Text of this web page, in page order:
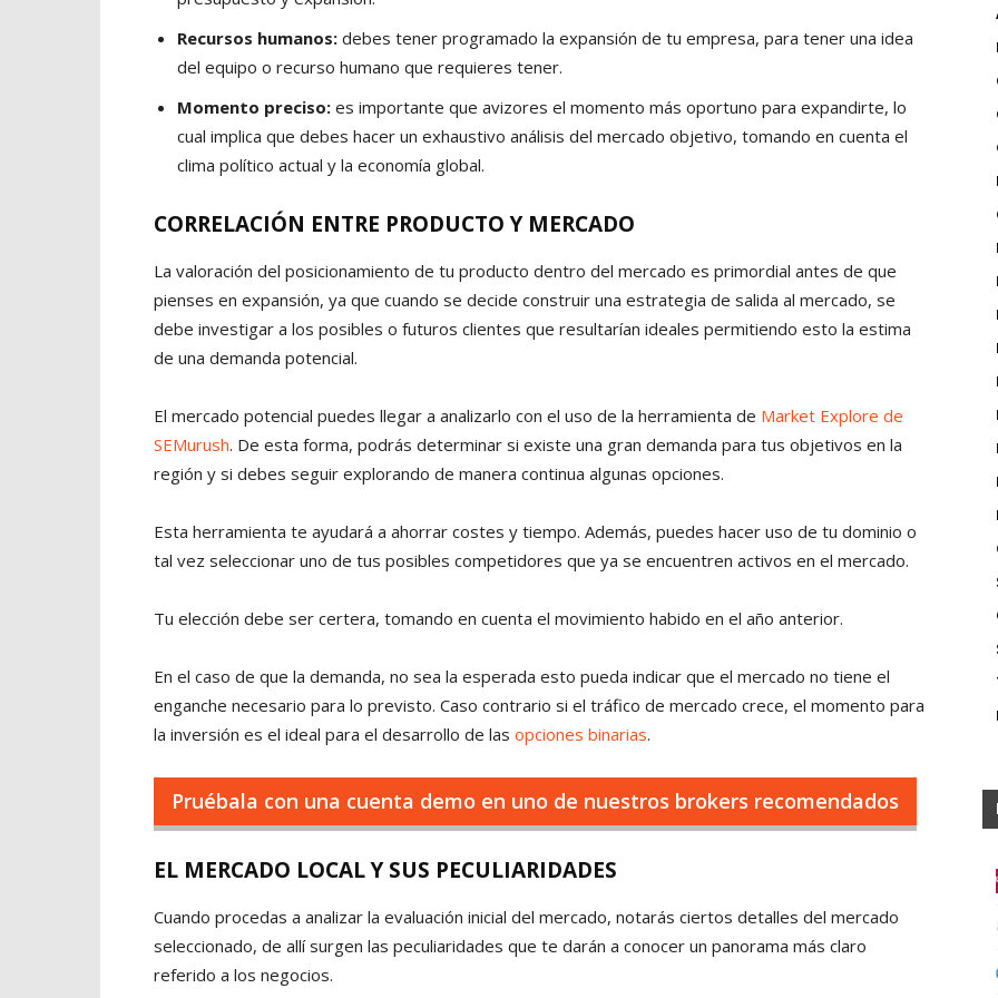
Recursos humanos: debes tener programado la expansión de tu empresa, para tener una idea
del equipo o recurso humano que requieres tener.
Momento preciso: es importante que avizores el momento más oportuno para expandirte, lo
cual implica que debes hacer un exhaustivo análisis del mercado objetivo, tomando en cuenta el
clima político actual y la economía global.
CORRELACIÓN ENTRE PRODUCTO Y MERCADO
La valoración del posicionamiento de tu producto dentro del mercado es primordial antes de que
pienses en expansión, ya que cuando se decide construir una estrategia de salida al mercado, se
debe investigar a los posibles o futuros clientes que resultarían ideales permitiendo esto la estima
de una demanda potencial.
El mercado potencial puedes llegar a analizarlo con el uso de la herramienta de Market Explore de
SEMurush. De esta forma, podrás determinar si existe una gran demanda para tus objetivos en la
región y si debes seguir explorando de manera continua algunas opciones.
Esta herramienta te ayudará a ahorrar costes y tiempo. Además, puedes hacer uso de tu dominio o
tal vez seleccionar uno de tus posibles competidores que ya se encuentren activos en el mercado.
Tu elección debe ser certera, tomando en cuenta el movimiento habido en el año anterior.
En el caso de que la demanda, no sea la esperada esto pueda indicar que el mercado no tiene el
enganche necesario para lo previsto. Caso contrario si el tráfico de mercado crece, el momento para
la inversión es el ideal para el desarrollo de las opciones binarias.
Pruébala con una cuenta demo en uno de nuestros brokers recomendados
EL MERCADO LOCAL Y SUS PECULIARIDADES
Cuando procedas a analizar la evaluación inicial del mercado, notarás ciertos detalles del mercado
seleccionado, de allí surgen las peculiaridades que te darán a conocer un panorama más claro
referido a los negocios.